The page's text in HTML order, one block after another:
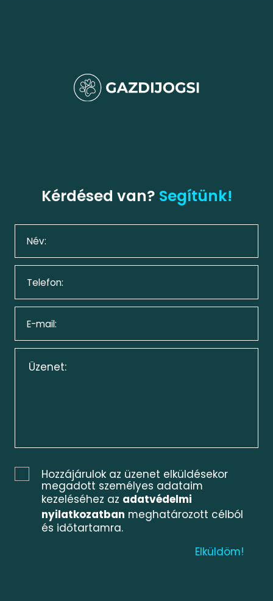
Kérdésed van? Segítünk!
Hozzájárulok az üzenet elküldésekor
megadott személyes adataim
kezeléséhez az adatvédelmi
nyilatkozatban meghatározott célból
és időtartamra.